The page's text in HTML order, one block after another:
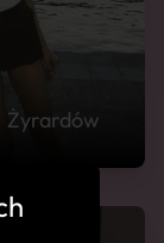
Żyrardów